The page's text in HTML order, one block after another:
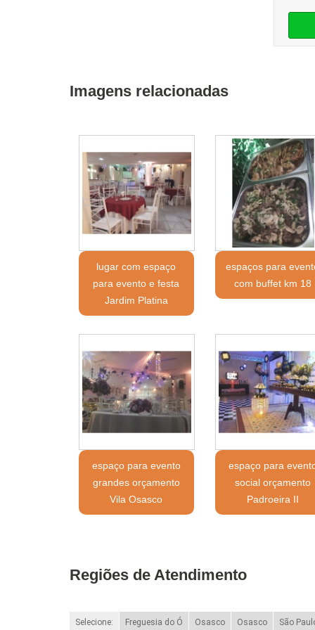
Imagens relacionadas
lugar com espaço
para evento e festa
Jardim Platina
espaços para
com buffet km 18
espaço para evento
grandes orçamento
Vila Osasco
espaço para
social orçamento
Padroeira II
Regiões de Atendimento
Selecione: Freguesia do Ó Osasco Osasco São